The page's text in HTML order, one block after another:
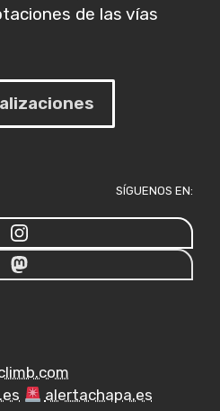
de las vías
SÍGUENOS EN:
alertachapa.es